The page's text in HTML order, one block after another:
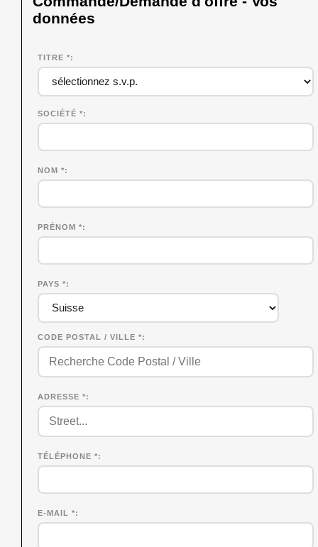
données
TITRE *
SOCIÉTÉ *
NOM *
PRÉNOM *
PAYS *
CODE POSTAL / VILLE *
ADRESSE *
TÉLÉPHONE *
E-MAIL *